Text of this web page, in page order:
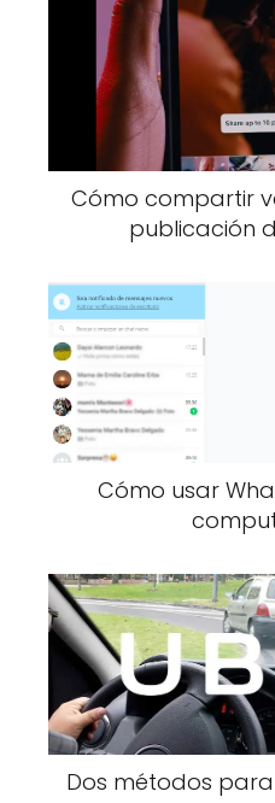
Cómo compartir
publicación
Cómo usar
Dos métodos